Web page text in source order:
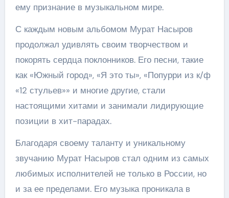
ему признание в музыкальном мире.
С каждым новым альбомом Мурат Насыров
продолжал удивлять своим творчеством и
покорять сердца поклонников. Его песни, такие
как «Южный город», «Я это ты», «Попурри из к/ф
«12 стульев»» и многие другие, стали
настоящими хитами и занимали лидирующие
позиции в хит-парадах.
Благодаря своему таланту и уникальному
звучанию Мурат Насыров стал одним из самых
любимых исполнителей не только в России, но
и за ее пределами. Его музыка проникала в